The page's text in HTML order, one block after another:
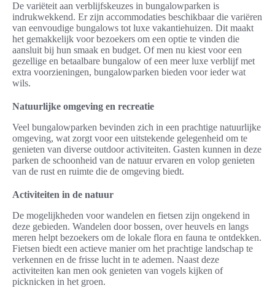
De variëteit aan verblijfskeuzes in bungalowparken is
indrukwekkend. Er zijn accommodaties beschikbaar die variëren
van eenvoudige bungalows tot luxe vakantiehuizen. Dit maakt
het gemakkelijk voor bezoekers om een optie te vinden die
aansluit bij hun smaak en budget. Of men nu kiest voor een
gezellige en betaalbare bungalow of een meer luxe verblijf met
extra voorzieningen, bungalowparken bieden voor ieder wat
wils.
Natuurlijke omgeving en recreatie
Veel bungalowparken bevinden zich in een prachtige natuurlijke
omgeving, wat zorgt voor een uitstekende gelegenheid om te
genieten van diverse outdoor activiteiten. Gasten kunnen in deze
parken de schoonheid van de natuur ervaren en volop genieten
van de rust en ruimte die de omgeving biedt.
Activiteiten in de natuur
De mogelijkheden voor wandelen en fietsen zijn ongekend in
deze gebieden. Wandelen door bossen, over heuvels en langs
meren helpt bezoekers om de lokale flora en fauna te ontdekken.
Fietsen biedt een actieve manier om het prachtige landschap te
verkennen en de frisse lucht in te ademen. Naast deze
activiteiten kan men ook genieten van vogels kijken of
picknicken in het groen.